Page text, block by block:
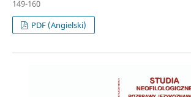
149-160
PDF (Angielski)